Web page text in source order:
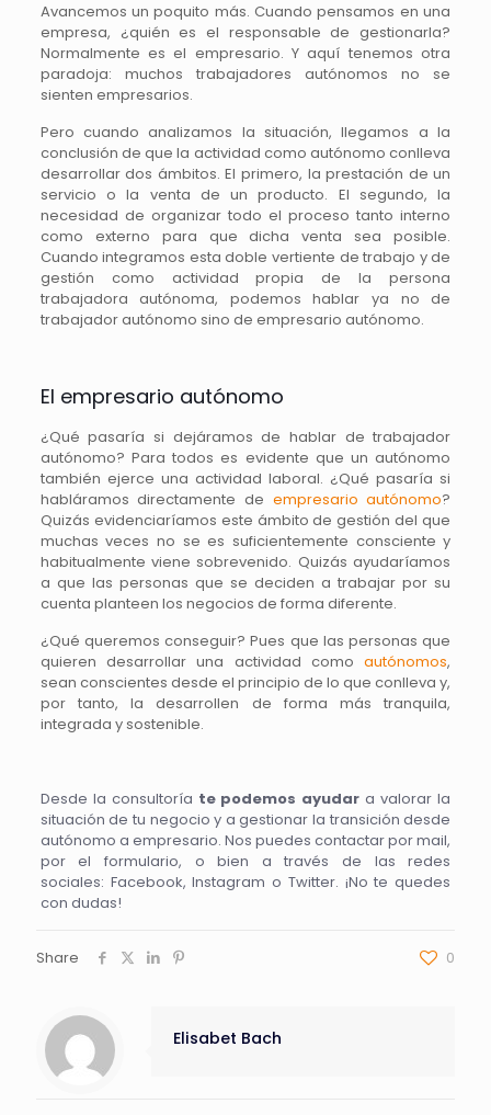
Avancemos un poquito más. Cuando pensamos en una
empresa, ¿quién es el responsable de gestionarla?
Normalmente es el empresario. Y aquí tenemos otra
paradoja: muchos trabajadores autónomos no se
sienten empresarios.
Pero cuando analizamos la situación, llegamos a la
conclusión de que la actividad como autónomo conlleva
desarrollar dos ámbitos. El primero, la prestación de un
servicio o la venta de un producto. El segundo, la
necesidad de organizar todo el proceso tanto interno
como externo para que dicha venta sea posible.
Cuando integramos esta doble vertiente de trabajo y de
gestión como actividad propia de la persona
trabajadora autónoma, podemos hablar ya no de
trabajador autónomo sino de empresario autónomo.
El empresario autónomo
¿Qué pasaría si dejáramos de hablar de trabajador
autónomo? Para todos es evidente que un autónomo
también ejerce una actividad laboral. ¿Qué pasaría si
habláramos directamente de empresario autónomo?
Quizás evidenciaríamos este ámbito de gestión del que
muchas veces no se es suficientemente consciente y
habitualmente viene sobrevenido. Quizás ayudaríamos
a que las personas que se deciden a trabajar por su
cuenta planteen los negocios de forma diferente.
¿Qué queremos conseguir? Pues que las personas que
quieren desarrollar una actividad comoautónomos,
sean conscientes desde el principio de lo que conlleva y,
por tanto, la desarrollen de forma más tranquila,
integrada y sostenible.
Desde la consultoría te podemos ayudar a valorar la
situación de tu negocio y a gestionar la transición desde
autónomo a empresario. Nos puedes contactar pormail,
porel formulario, o bien a través de las redes
sociales: Facebook,Instagram o Twitter. ¡No te quedes
con dudas!
Share 0
Elisabet Bach